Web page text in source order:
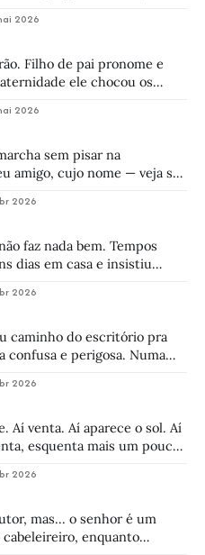
não havia reis nem
2026
e
ele chocou os
o riso quando
o palavrãozinho berrar.
— Não vão deixar
2026
sem pisar na
amigo, cujo nome — veja só
que conectava Vinhedo à
2026
nada bem. Tempos
dias em casa e insistiu
apontando pra cima — já
comprido que
2026
caminho do escritório pra
e perigosa. Numa
enorme desses que
2026
esquenta mais um pouco,
saio de casa, ou eu
2026
mas... o senhor é um
enquanto